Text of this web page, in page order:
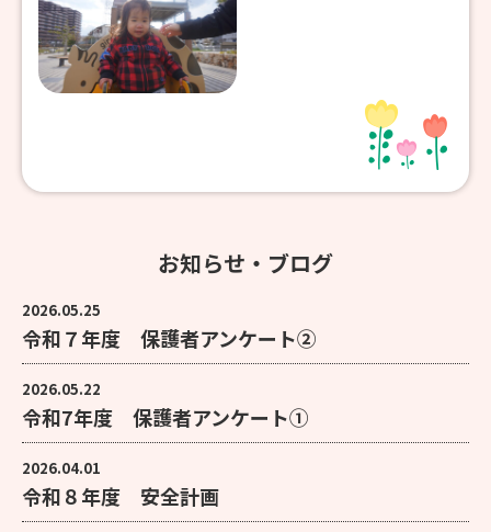
お知らせ・ブログ
2026.05.25
令和７年度 保護者アンケート②
2026.05.22
令和7年度 保護者アンケート①
2026.04.01
令和８年度 安全計画